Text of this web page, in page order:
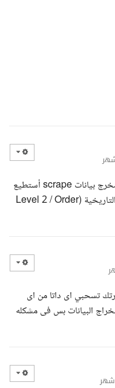
السلام عليكم ورحمة الله ان مبرمج ويب ومخرج بيانات scrape أستطيع
المساعدة في استخراج بيانات عمق السوق التاريخية (Level 2 / Order
تسحبي اى داتا من اى
البيانات بس فى مشكله